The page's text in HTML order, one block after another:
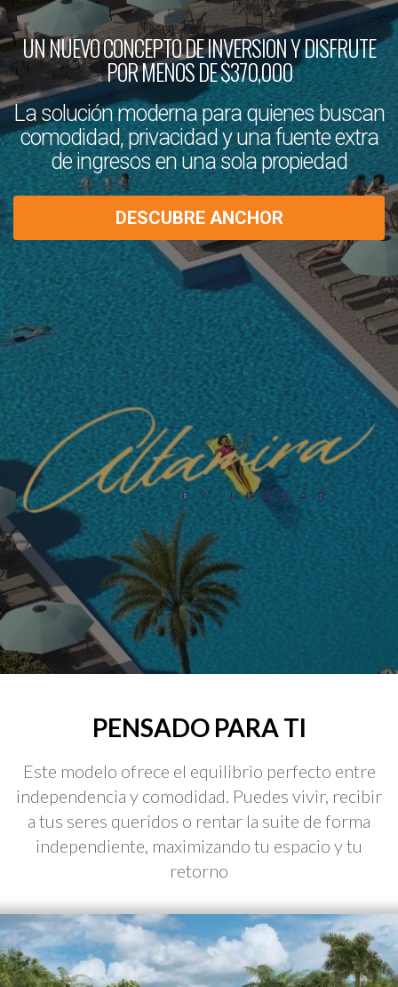
UN NUEVO CONCEPTO DE INVERSION Y DISFRUTE
POR MENOS DE $370,000
La solución moderna para quienes buscan
comodidad, privacidad y una fuente extra
de ingresos en una sola propiedad
DESCUBRE ANCHOR
PENSADO PARA TI
Este modelo ofrece el equilibrio perfecto entre
independencia y comodidad. Puedes vivir, recibir
a tus seres queridos o rentar la suite de forma
independiente, maximizando tu espacio y tu
retorno